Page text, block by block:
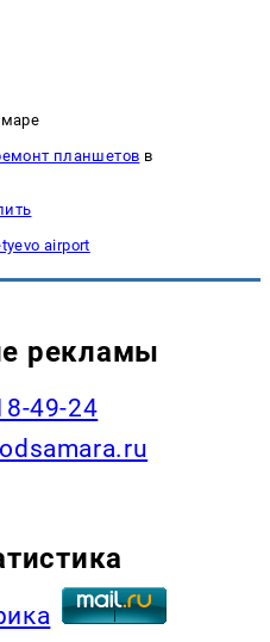
планшетов в
airport
рекламы
49-24